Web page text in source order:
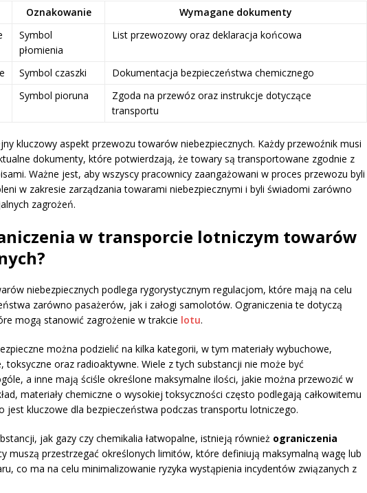
Oznakowanie
Wymagane dokumenty
Symbol
płomienia
List przewozowy oraz deklaracja końcowa
Symbol czaszki
Dokumentacja bezpieczeństwa chemicznego
Symbol pioruna
Zgoda na przewóz oraz instrukcje dotyczące
transportu
kluczowy aspekt przewozu towarów niebezpiecznych. Każdy przewoźnik musi
dokumenty, które potwierdzają, że towary są transportowane zgodnie z
Ważne jest, aby wszyscy pracownicy zaangażowani w proces przewozu byli
w zakresie zarządzania towarami niebezpiecznymi i byli świadomi zarówno
zagrożeń.
w transporcie lotniczym towarów
niebezpiecznych podlega rygorystycznym regulacjom, które mają na celu
zarówno pasażerów, jak i załogi samolotów. Ograniczenia te dotyczą
mogą stanowić zagrożenie w trakcie lotu.
można podzielić na kilka kategorii, w tym materiały wybuchowe,
toksyczne oraz radioaktywne. Wiele z tych substancji nie może być
a inne mają ściśle określone maksymalne ilości, jakie można przewozić w
materiały chemiczne o wysokiej toksyczności często podlegają całkowitemu
jest kluczowe dla bezpieczeństwa podczas transportu lotniczego.
jak gazy czy chemikalia łatwopalne, istnieją również ograniczenia
muszą przestrzegać określonych limitów, które definiują maksymalną wagę lub
co ma na celu minimalizowanie ryzyka wystąpienia incydentów związanych z